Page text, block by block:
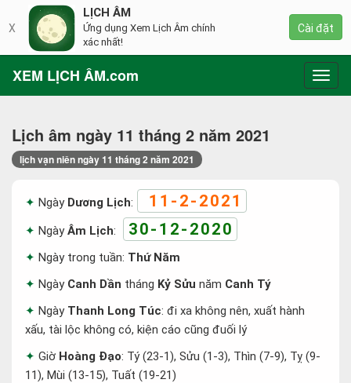
XEM LỊCH ÂM.com
Lịch âm ngày 11 tháng 2 năm 2021
lịch vạn niên ngày 11 tháng 2 năm 2021
Ngày Dương Lịch: 11-2-2021
NgàyÂm Lịch: 30-12-2020
Ngày trong tuần: Thứ Năm
Ngày Canh Dần tháng Kỷ Sửu năm Canh Tý
Ngày Thanh Long Túc: đi xa không nên, xuất hành
xấu, tài lộc không có, kiện cáo cũng đuối lý
Giờ Hoàng Đạo: Tý (23-1), Sửu (1-3), Thìn (7-9), Tỵ (9-
11), Mùi (13-15), Tuất (19-21)
X
LỊCH ÂM
Ứng dụng Xem Lịch Âm chính
xác nhất!
Cài đặt